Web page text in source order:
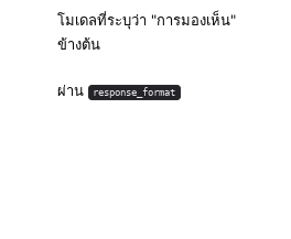
โมเดลที่ระบุว่า "การมองเห็น"
ข้างต้น
ผ่าน response_format